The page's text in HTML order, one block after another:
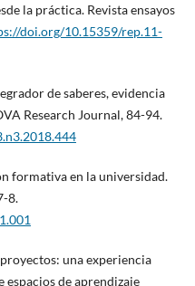
la práctica. Revista ensayos
doi.org/10.15359/rep.11-
de saberes, evidencia
Research Journal, 84-94.
formativa en la universidad.
8.
una experiencia
espacios de aprendizaje